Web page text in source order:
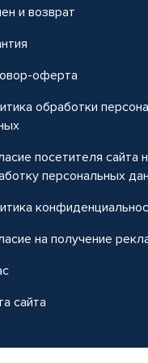
и возврат
оферта
обработки
посетителя сайта
персональных
на получение
сайта